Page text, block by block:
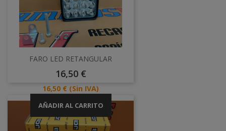
FARO LED RETANGULAR
Precio
16,50 €
Precio
16,50 € (Sin IVA)
AÑADIR AL CARRITO